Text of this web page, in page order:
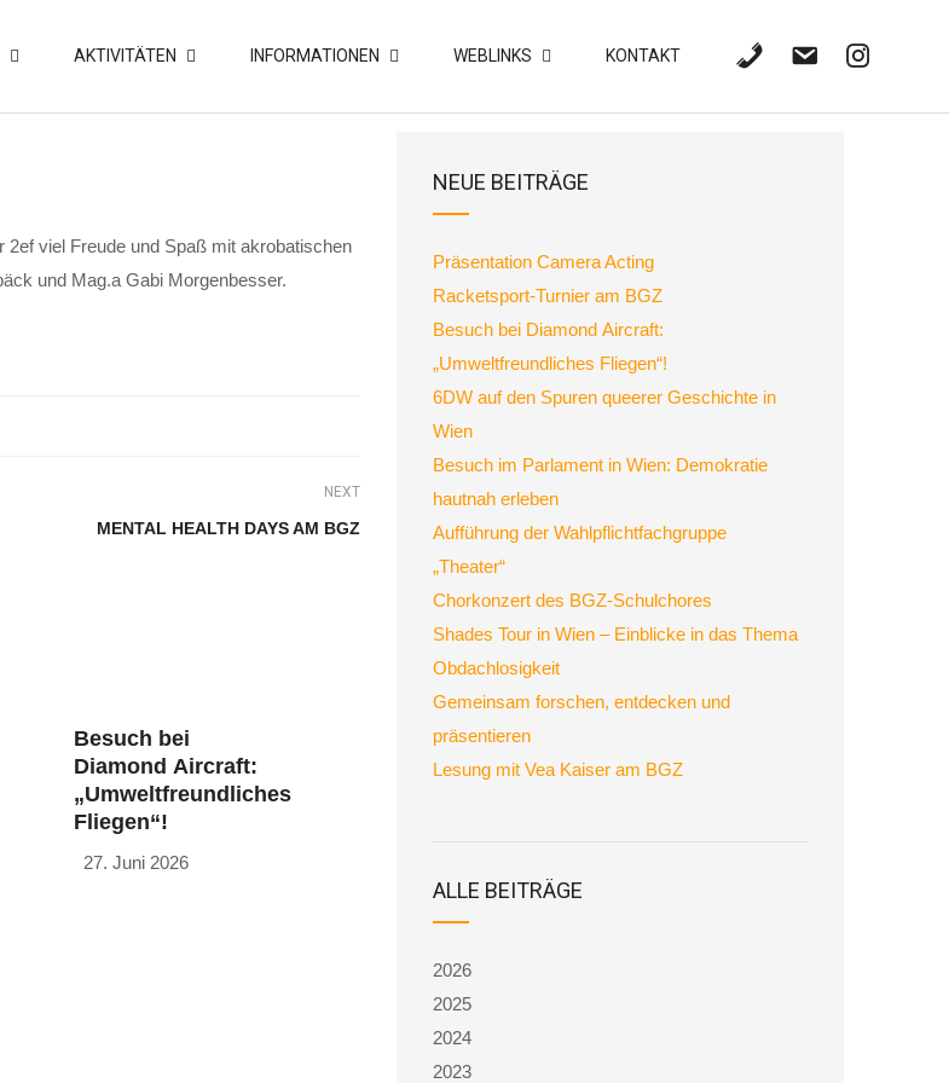
AKTIVITÄTEN INFORMATIONEN WEBLINKS KONTAKT
viel Freude und Spaß mit akrobatischen
und Mag.a Gabi Morgenbesser.
NEXT
MENTAL HEALTH DAYS AM BGZ
Besuch bei
Diamond Aircraft:
„Umweltfreundliches
Fliegen“!
27. Juni 2026
NEUE BEITRÄGE
Präsentation Camera Acting
Racketsport-Turnier am BGZ
Besuch bei Diamond Aircraft:
„Umweltfreundliches Fliegen“!
6DW auf den Spuren queerer Geschichte in
Wien
Besuch im Parlament in Wien: Demokratie
hautnah erleben
Aufführung der Wahlpflichtfachgruppe
„Theater“
Chorkonzert des BGZ-Schulchores
Shades Tour in Wien – Einblicke in das Thema
Obdachlosigkeit
Gemeinsam forschen, entdecken und
präsentieren
Lesung mit Vea Kaiser am BGZ
ALLE BEITRÄGE
2026
2025
2024
2023